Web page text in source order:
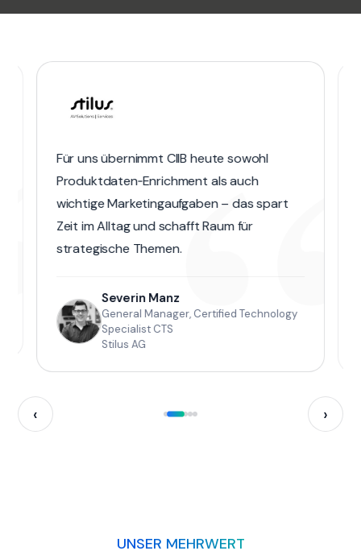
“
Für uns übernimmt CIIB heute sowohl
Produktdaten‑Enrichment als auch
wichtige Marketingaufgaben – das spart
Zeit im Alltag und schafft Raum für
strategische Themen.
Severin Manz
General Manager, Certified Technology
Specialist CTS
Stilus AG
‹ ›
UNSER MEHRWERT